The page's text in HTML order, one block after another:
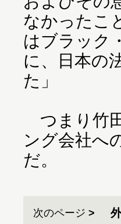
なかったこ
はブラック
に、日本の
た」
つまり竹
ング会社へ
だ。
次のページ